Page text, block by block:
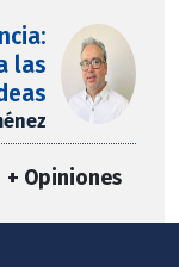
las
+ Opiniones